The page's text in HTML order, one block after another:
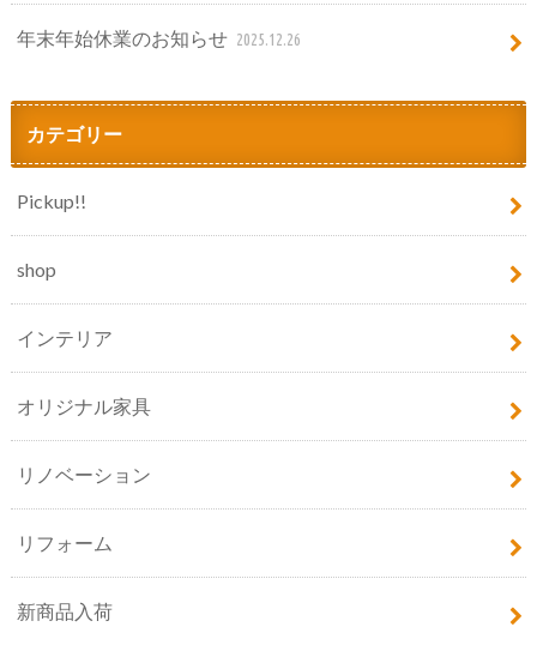
年末年始休業のお知らせ 2025.12.26
カテゴリー
Pickup!!
shop
インテリア
オリジナル家具
リノベーション
リフォーム
新商品入荷